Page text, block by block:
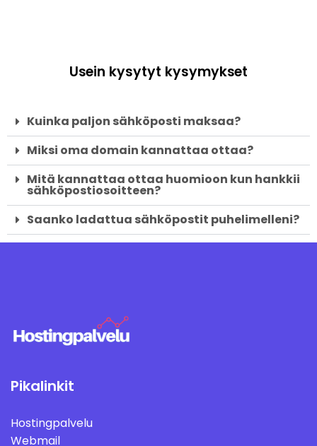
Usein kysytyt kysymykset
Kuinka paljon sähköposti maksaa?
Miksi oma domain kannattaa ottaa?
Mitä kannattaa ottaa huomioon kun hankkii
sähköpostiosoitteen?
Saanko ladattua sähköpostit puhelimelleni?
Pikalinkit
Hostingpalvelu
Webmail